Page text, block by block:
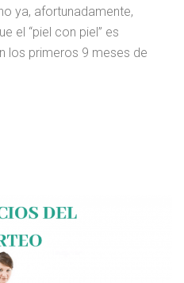
ya, afortunadamente,
el “piel con piel” es
los primeros 9 meses de